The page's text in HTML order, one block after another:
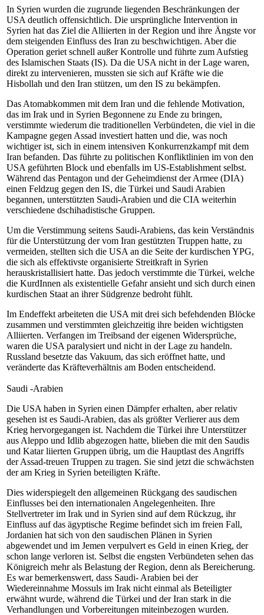
In Syrien wurden die zugrunde liegenden Beschränkungen der
USA deutlich offensichtlich. Die ursprüngliche Intervention in
Syrien hat das Ziel die Alliierten in der Region und ihre Ängste vor
dem steigenden Einfluss des Iran zu beschwichtigen. Aber die
Operation geriet schnell außer Kontrolle und führte zum Aufstieg
des Islamischen Staats (IS). Da die USA nicht in der Lage waren,
direkt zu intervenieren, mussten sie sich auf Kräfte wie die
Hisbollah und den Iran stützen, um den IS zu bekämpfen.
Das Atomabkommen mit dem Iran und die fehlende Motivation,
das im Irak und in Syrien Begonnene zu Ende zu bringen,
verstimmte wiederum die traditionellen Verbündeten, die viel in die
Kampagne gegen Assad investiert hatten und die, was noch
wichtiger ist, sich in einem intensiven Konkurrenzkampf mit dem
Iran befanden. Das führte zu politischen Konfliktlinien im von den
USA geführten Block und ebenfalls im US-Establishment selbst.
Während das Pentagon und der Geheimdienst der Armee (DIA)
einen Feldzug gegen den IS, die Türkei und Saudi Arabien
begannen, unterstützten Saudi-Arabien und die CIA weiterhin
verschiedene dschihadistische Gruppen.
Um die Verstimmung seitens Saudi-Arabiens, das kein Verständnis
für die Unterstützung der vom Iran gestützten Truppen hatte, zu
vermeiden, stellten sich die USA an die Seite der kurdischen YPG,
die sich als effektivste organisierte Streitkraft in Syrien
herauskristallisiert hatte. Das jedoch verstimmte die Türkei, welche
die KurdInnen als existentielle Gefahr ansieht und sich durch einen
kurdischen Staat an ihrer Südgrenze bedroht fühlt.
Im Endeffekt arbeiteten die USA mit drei sich befehdenden Blöcke
zusammen und verstimmten gleichzeitig ihre beiden wichtigsten
Alliierten. Verfangen im Treibsand der eigenen Widersprüche,
waren die USA paralysiert und nicht in der Lage zu handeln.
Russland besetzte das Vakuum, das sich eröffnet hatte, und
veränderte das Kräfteverhältnis am Boden entscheidend.
Saudi -Arabien
Die USA haben in Syrien einen Dämpfer erhalten, aber relativ
gesehen ist es Saudi-Arabien, das als größter Verlierer aus dem
Krieg hervorgegangen ist. Nachdem die Türkei ihre Unterstützer
aus Aleppo und Idlib abgezogen hatte, blieben die mit den Saudis
und Katar liierten Gruppen übrig, um die Hauptlast des Angriffs
der Assad-treuen Truppen zu tragen. Sie sind jetzt die schwächsten
der am Krieg in Syrien beteiligten Kräfte.
Dies widerspiegelt den allgemeinen Rückgang des saudischen
Einflusses bei den internationalen Angelegenheiten. Ihre
Stellvertreter im Irak und in Syrien sind auf dem Rückzug, ihr
Einfluss auf das ägyptische Regime befindet sich im freien Fall,
Jordanien hat sich von den saudischen Plänen in Syrien
abgewendet und im Jemen verpulvert es Geld in einen Krieg, der
schon lange verloren ist. Selbst die engsten Verbündeten sehen das
Königreich mehr als Belastung der Region, denn als Bereicherung.
Es war bemerkenswert, dass Saudi- Arabien bei der
Wiedereinnahme Mossuls im Irak nicht einmal als Beteiligter
erwähnt wurde, während die Türkei und der Iran stark in die
Verhandlungen und Vorbereitungen miteinbezogen wurden.